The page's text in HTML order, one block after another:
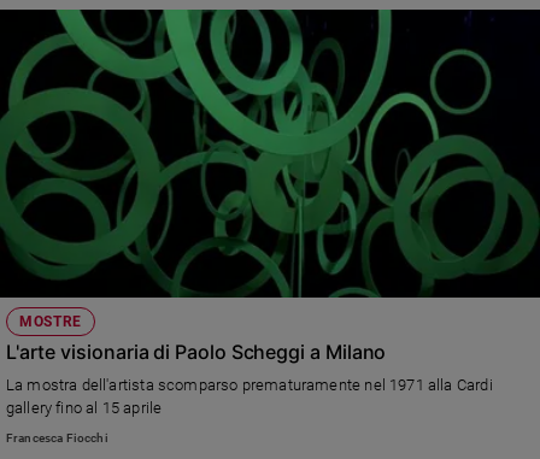
MOSTRE
L'arte visionaria di Paolo Scheggi a Milano
La mostra dell'artista scomparso prematuramente nel 1971 alla Cardi
gallery fino al 15 aprile
Francesca Fiocchi